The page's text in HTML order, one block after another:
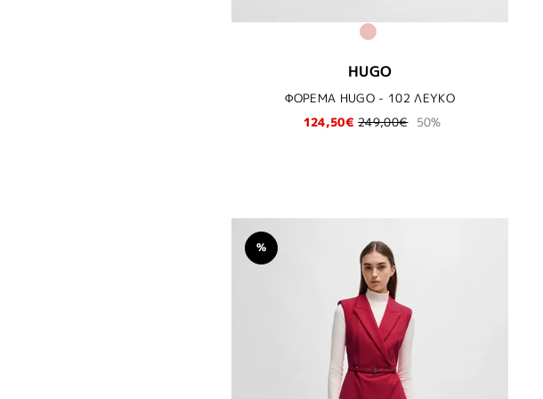
HUGO
ΦΟΡΕΜΑ HUGO - 102 ΛΕΥΚΟ
124,50€ 249,00€ 50%
%